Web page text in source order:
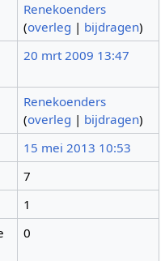
Renekoenders
(overleg | bijdragen)
20 mrt 2009 13:47
Renekoenders
(overleg | bijdragen)
15 mei 2013 10:53
7
1
0